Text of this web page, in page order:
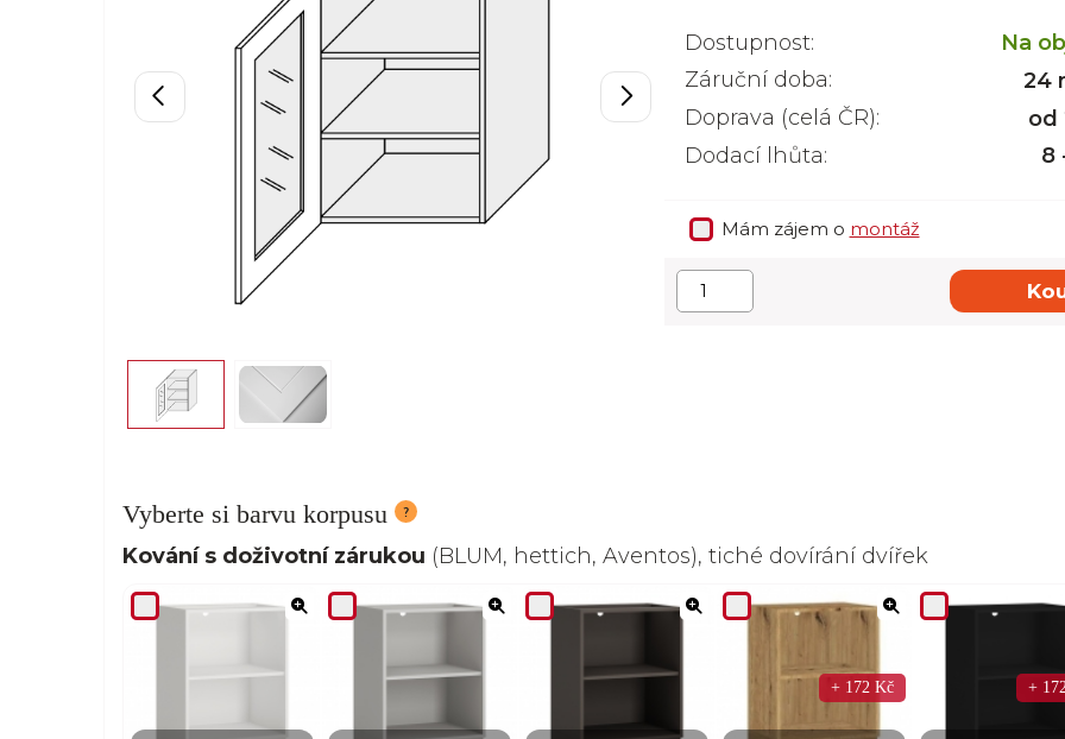
Dostupnost:
Na
Záruční doba:
24
Doprava (celá ČR):
od
Dodací lhůta:
8
Mám zájem o montáž
Vyberte si barvu korpusu
Kování s doživotní zárukou (BLUM, hettich, Aventos), tiché dovírání dvířek
+ 172 Kč +